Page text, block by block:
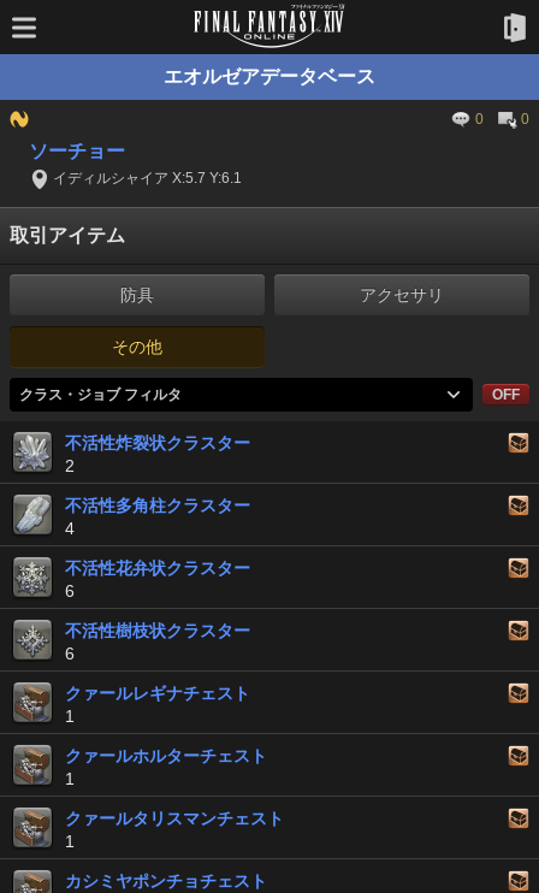
エオルゼアデータベース
0 0
ソーチョー
イディルシャイア X:5.7 Y:6.1
取引アイテム
防具 アクセサリ
その他
クラス・ジョブ フィルタ OFF
不活性炸裂状クラスター
2
不活性多角柱クラスター
4
不活性花弁状クラスター
6
不活性樹枝状クラスター
6
クァールレギナチェスト
1
クァールホルターチェスト
1
クァールタリスマンチェスト
1
カシミヤポンチョチェスト